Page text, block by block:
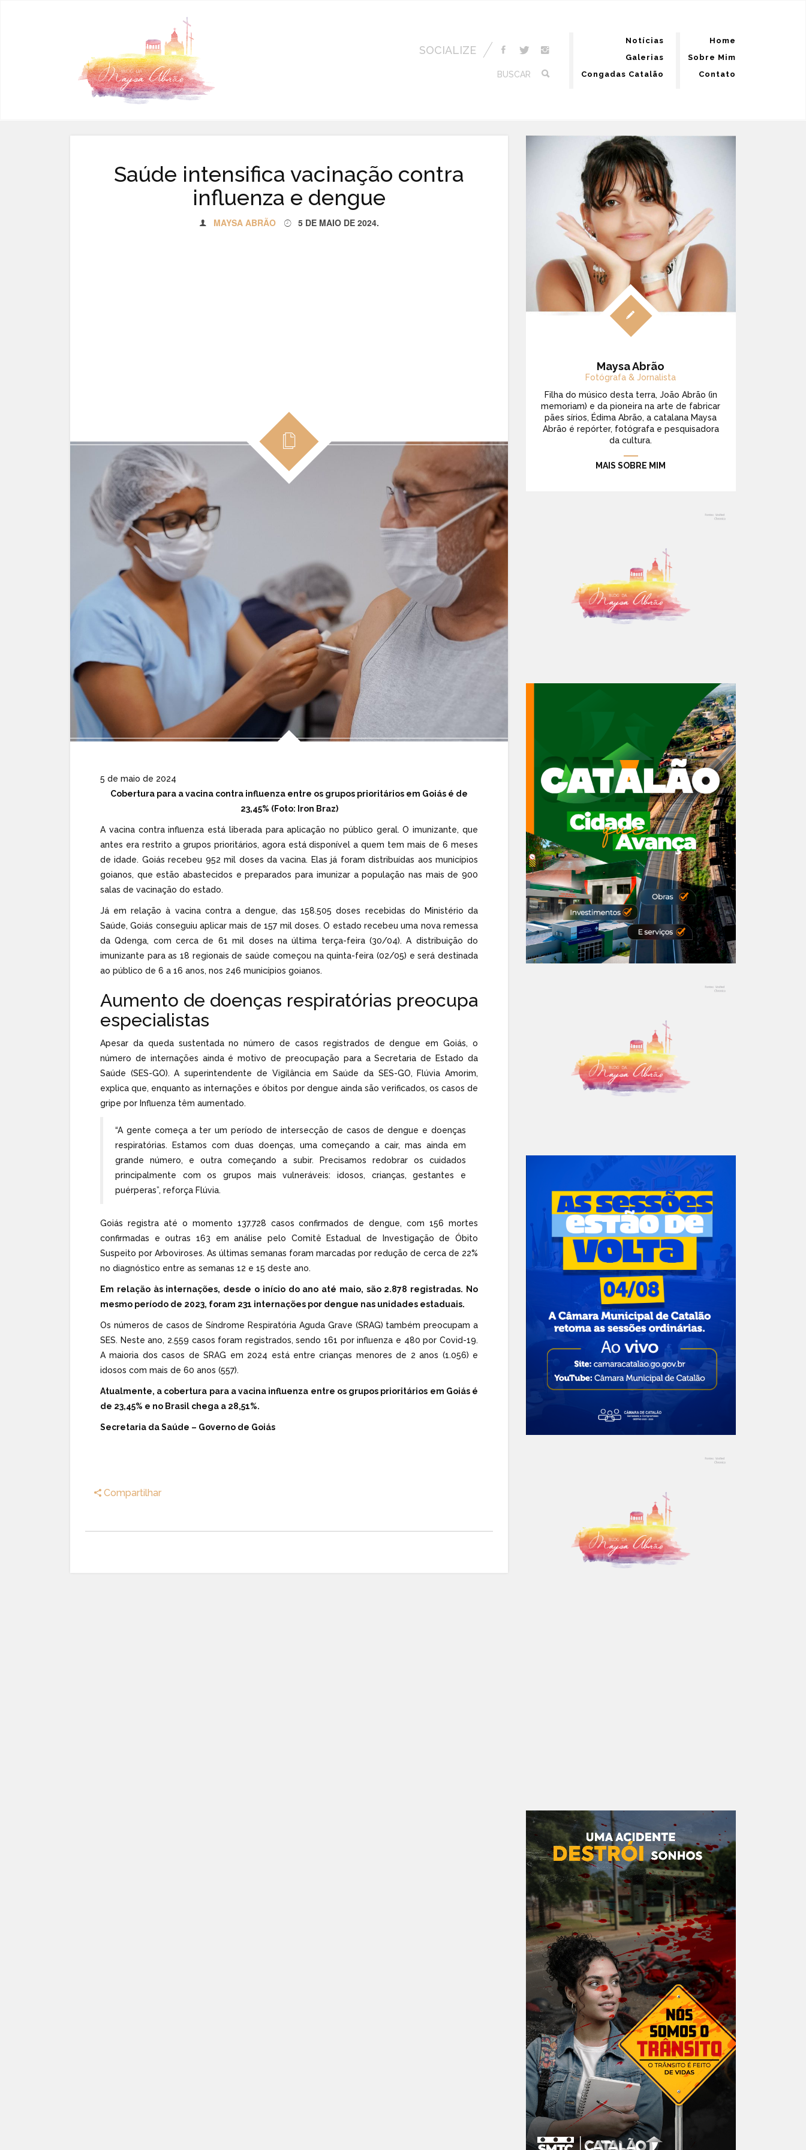
SOCIALIZE
BUSCAR
Notícias
Galerias
Congadas Catalão
Home
Sobre Mim
Contato
Saúde intensifica vacinação contra
influenza e dengue
MAYSA ABRÃO 5 DE MAIO DE 2024.
5 de maio de 2024
Cobertura para a vacina contra influenza entre os grupos prioritários em Goiás é de
23,45% (Foto: Iron Braz)
A vacina contra influenza está liberada para aplicação no público geral. O imunizante, que
antes era restrito a grupos prioritários, agora está disponível a quem tem mais de 6 meses
de idade. Goiás recebeu 952 mil doses da vacina. Elas já foram distribuídas aos municípios
goianos, que estão abastecidos e preparados para imunizar a população nas mais de 900
salas de vacinação do estado.
Já em relação à vacina contra a dengue, das 158.505 doses recebidas do Ministério da
Saúde, Goiás conseguiu aplicar mais de 157 mil doses. O estado recebeu uma nova remessa
da Qdenga, com cerca de 61 mil doses na última terça-feira (30/04). A distribuição do
imunizante para as 18 regionais de saúde começou na quinta-feira (02/05) e será destinada
ao público de 6 a 16 anos, nos 246 municípios goianos.
Aumento de doenças respiratórias preocupa
especialistas
Apesar da queda sustentada no número de casos registrados de dengue em Goiás, o
número de internações ainda é motivo de preocupação para a Secretaria de Estado da
Saúde (SES-GO). A superintendente de Vigilância em Saúde da SES-GO, Flúvia Amorim,
explica que, enquanto as internações e óbitos por dengue ainda são verificados, os casos de
gripe por Influenza têm aumentado.
“A gente começa a ter um período de intersecção de casos de dengue e doenças
respiratórias. Estamos com duas doenças, uma começando a cair, mas ainda em
grande número, e outra começando a subir. Precisamos redobrar os cuidados
principalmente com os grupos mais vulneráveis: idosos, crianças, gestantes e
puérperas”, reforça Flúvia.
Goiás registra até o momento 137.728 casos confirmados de dengue, com 156 mortes
confirmadas e outras 163 em análise pelo Comitê Estadual de Investigação de Óbito
Suspeito por Arboviroses. As últimas semanas foram marcadas por redução de cerca de 22%
no diagnóstico entre as semanas 12 e 15 deste ano.
Em relação às internações, desde o início do ano até maio, são 2.878 registradas. No
mesmo período de 2023, foram 231 internações por dengue nas unidades estaduais.
Os números de casos de Síndrome Respiratória Aguda Grave (SRAG) também preocupam a
SES. Neste ano, 2.559 casos foram registrados, sendo 161 por influenza e 480 por Covid-19.
A maioria dos casos de SRAG em 2024 está entre crianças menores de 2 anos (1.056) e
idosos com mais de 60 anos (557).
Atualmente, a cobertura para a vacina influenza entre os grupos prioritários em Goiás é
de 23,45% e no Brasil chega a 28,51%.
Secretaria da Saúde – Governo de Goiás
Compartilhar
Maysa Abrão
Fotógrafa & Jornalista
Filha do músico desta terra, João Abrão (in
memoriam) e da pioneira na arte de fabricar
pães sírios, Édima Abrão, a catalana Maysa
Abrão é repórter, fotógrafa e pesquisadora
da cultura.
MAIS SOBRE MIM